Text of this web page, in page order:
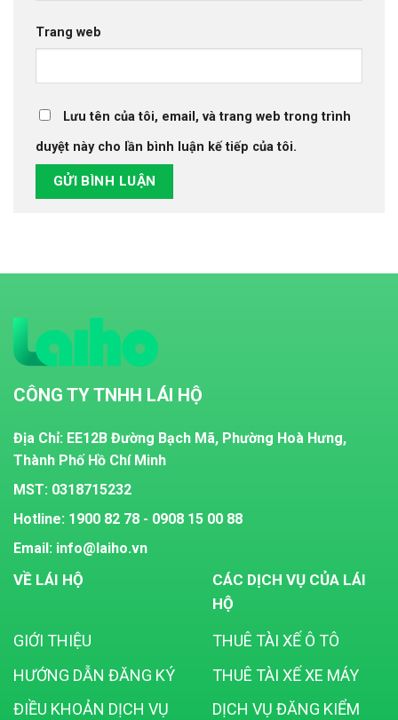
Trang web
Lưu tên của tôi, email, và trang web trong trình
duyệt này cho lần bình luận kế tiếp của tôi.
CÔNG TY TNHH LÁI HỘ
Địa Chỉ: EE12B Đường Bạch Mã, Phường Hoà Hưng,
Thành Phố Hồ Chí Minh
MST: 0318715232
Hotline: 1900 82 78 - 0908 15 00 88
Email: info@laiho.vn
VỀ LÁI HỘ
GIỚI THIỆU
HƯỚNG DẪN ĐĂNG KÝ
ĐIỀU KHOẢN DỊCH VỤ
CÁC DỊCH VỤ CỦA LÁI
HỘ
THUÊ TÀI XẾ Ô TÔ
THUÊ TÀI XẾ XE MÁY
DỊCH VỤ ĐĂNG KIỂM